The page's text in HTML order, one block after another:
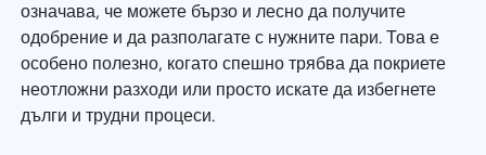
означава, че можете бързо и лесно да получите
одобрение и да разполагате с нужните пари. Това е
особено полезно, когато спешно трябва да покриете
неотложни разходи или просто искате да избегнете
дълги и трудни процеси.